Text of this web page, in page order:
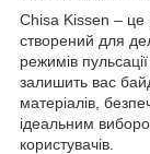
Chisa Kissen – це
створений для
режимів
залишить вас
матеріалів,
ідеальним
користувачів.